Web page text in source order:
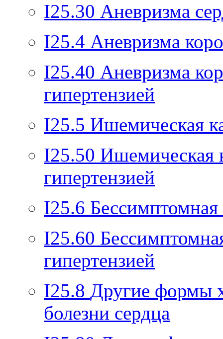
I25.30 Аневризма
I25.4 Аневризма
I25.40 Аневризма
гипертензией
I25.5 Ишемическая
I25.50 Ишемическая
гипертензией
I25.6
I25.60
гипертензией
I25.8 Другие формы
болезни сердца